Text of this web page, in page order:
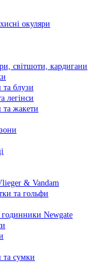
окуляри
світшоти, кардигани
блузи
легінси
та жакети
& Vandam
та гольфи
годинники Newgate
та сумки